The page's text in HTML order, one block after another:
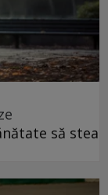
să stea